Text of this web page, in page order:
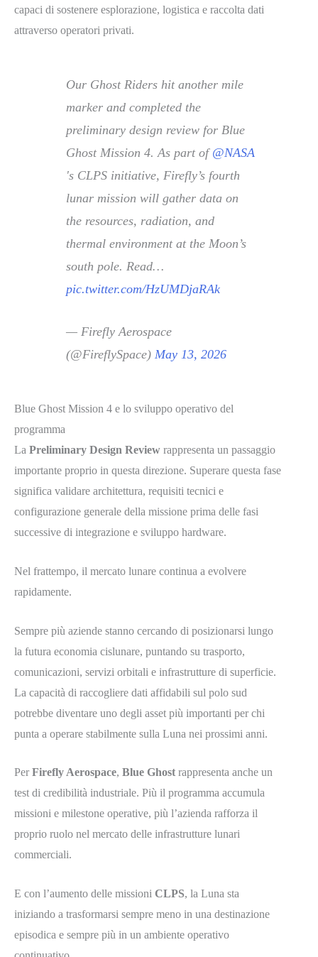
capaci di sostenere esplorazione, logistica e raccolta dati
attraverso operatori privati.
Our Ghost Riders hit another mile
marker and completed the
preliminary design review for Blue
Ghost Mission 4. As part of @NASA
's CLPS initiative, Firefly’s fourth
lunar mission will gather data on
the resources, radiation, and
thermal environment at the Moon’s
south pole. Read…
pic.twitter.com/HzUMDjaRAk
— Firefly Aerospace
(@FireflySpace) May 13, 2026
Blue Ghost Mission 4 e lo sviluppo operativo del
programma
La Preliminary Design Review rappresenta un passaggio
importante proprio in questa direzione. Superare questa fase
significa validare architettura, requisiti tecnici e
configurazione generale della missione prima delle fasi
successive di integrazione e sviluppo hardware.
Nel frattempo, il mercato lunare continua a evolvere
rapidamente.
Sempre più aziende stanno cercando di posizionarsi lungo
la futura economia cislunare, puntando su trasporto,
comunicazioni, servizi orbitali e infrastrutture di superficie.
La capacità di raccogliere dati affidabili sul polo sud
potrebbe diventare uno degli asset più importanti per chi
punta a operare stabilmente sulla Luna nei prossimi anni.
Per Firefly Aerospace, Blue Ghost rappresenta anche un
test di credibilità industriale. Più il programma accumula
missioni e milestone operative, più l’azienda rafforza il
proprio ruolo nel mercato delle infrastrutture lunari
commerciali.
E con l’aumento delle missioni CLPS, la Luna sta
iniziando a trasformarsi sempre meno in una destinazione
episodica e sempre più in un ambiente operativo